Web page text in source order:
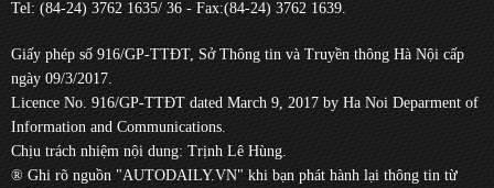
Tel: (84-24) 3762 1635/ 36 - Fax:(84-24) 3762 1639.
Giấy phép số 916/GP-TTĐT, Sở Thông tin và Truyền thông Hà Nội cấp
ngày 09/3/2017.
Licence No. 916/GP-TTĐT dated March 9, 2017 by Ha Noi Deparment of
Information and Communications.
Chịu trách nhiệm nội dung: Trịnh Lê Hùng.
® Ghi rõ nguồn "AUTODAILY.VN" khi bạn phát hành lại thông tin từ